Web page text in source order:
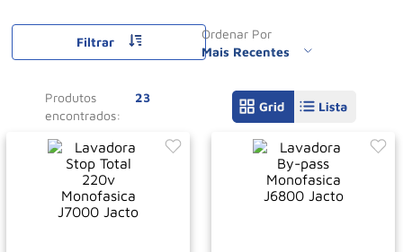
Ordenar Por
Mais Recentes
Filtrar
23
Produtos
Guincho
Macaco
Talha
Paleteira
Rodizio